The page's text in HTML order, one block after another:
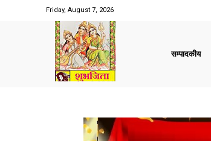
Friday, August 7, 2026
सम्पादकीय